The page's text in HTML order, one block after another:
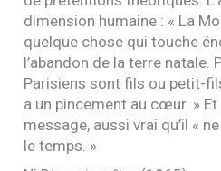
dimension humaine : « La
quelque chose qui touche
l’abandon de la terre natale.
Parisiens sont fils ou petit-
a un pincement au cœur. »
message, aussi vrai qu’il «
le temps. »